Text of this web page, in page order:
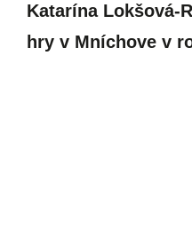
Katarína Lokšová-
hry v Mníchove v